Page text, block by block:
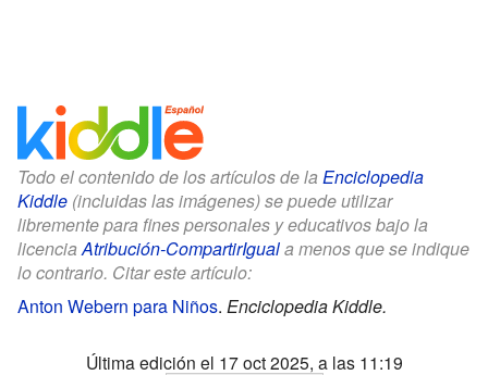
Todo el contenido de los artículos de la Enciclopedia
Kiddle (incluidas las imágenes) se puede utilizar
libremente para fines personales y educativos bajo la
licencia Atribución-CompartirIguala menos que se indique
lo contrario. Citar este artículo:
Anton Webern para Niños. Enciclopedia Kiddle.
Última edición el 17 oct 2025, a las 11:19